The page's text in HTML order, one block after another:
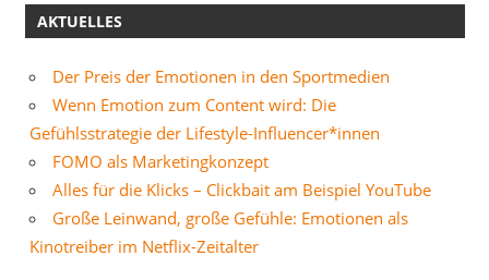
AKTUELLES
Der Preis der Emotionen in den Sportmedien
Wenn Emotion zum Content wird: Die
Gefühlsstrategie der Lifestyle-Influencer*innen
FOMO als Marketingkonzept
Alles für die Klicks – Clickbait am Beispiel YouTube
Große Leinwand, große Gefühle: Emotionen als
Kinotreiber im Netflix-Zeitalter